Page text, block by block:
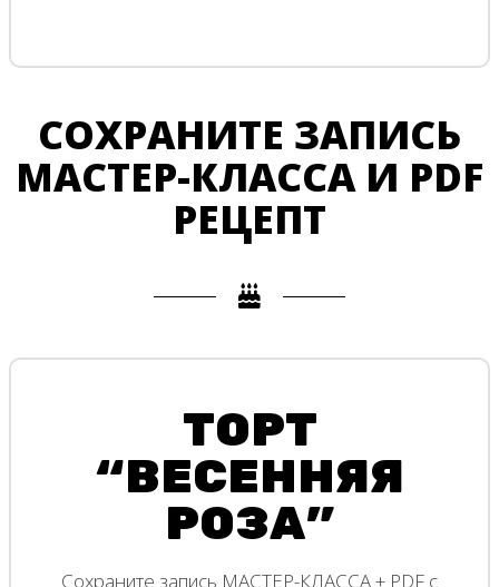
СОХРАНИТЕ ЗАПИСЬ
МАСТЕР-КЛАССА И PDF
РЕЦЕПТ
ТОРТ
“ВЕСЕННЯЯ
РОЗА”
Сохраните запись МАСТЕР-КЛАССА + PDF с